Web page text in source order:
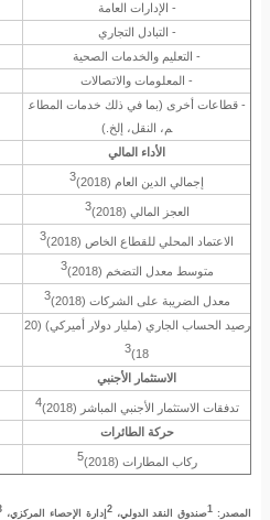
- الإدارات العامة
- التبادل التجاري
- التعليم والخدمات الصحية
- المعلومات والاتصالات
- قطاعات أخرى (بما في ذلك خدمات المطاع
م، النقل، إلخ.)
الأداء المالي
إجمالي الدين العام (2018)
3
العجز المالي (2018)
3
الاعتماد المحلي للقطاع الخاص (2018)
3
متوسط معدل التضخم (2018)
3
معدل الضريبة على الشركات (2018)
3
رصيد الحساب الجاري (مليار دولار أميركي) (20
18)
3
الاستثمار الأجنبي
تدفقات الاستثمار الأجنبي المباشر (2018)
4
حركة الطائرات
ركاب المطارات (2018)
5
المصدر: 1صندوق النقد الدولي،2 إدارة الإحصاء المركزي،